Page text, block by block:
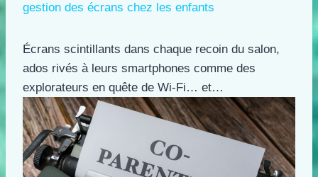
gestion des écrans chez les enfants
Écrans scintillants dans chaque recoin du salon,
ados rivés à leurs smartphones comme des
explorateurs en quête de Wi-Fi… et…